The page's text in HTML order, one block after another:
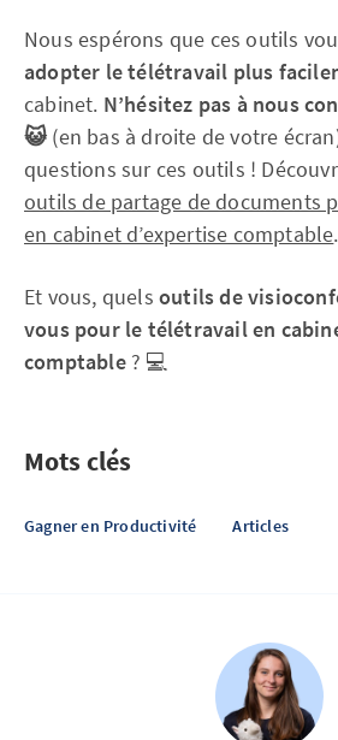
Nous espérons que ces outils
adopter le télétravail plus
cabinet. N’hésitez pas à nous
😺 (en bas à droite de votre
questions sur ces outils !
outils de partage de documents
en cabinet d’expertise comptable.
Et vous, quels outils de
vous pour le télétravail en
comptable? 💻
Mots clés
Gagner en Productivité Articles